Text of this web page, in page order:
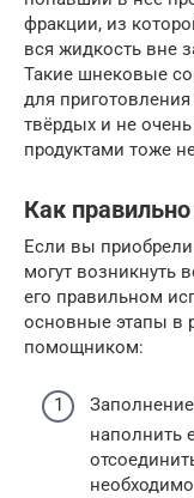
фракции, из
вся жидкость вне
Такие шнековые
для приготовления
твёрдых и не
продуктами тоже
Как
Если вы приобрели
могут возникнуть
его правильном
основные этапы в
помощником:
наполнить